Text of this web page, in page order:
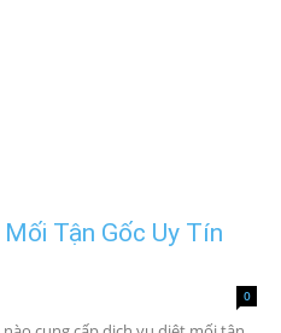
Tận Gốc Uy Tín
0